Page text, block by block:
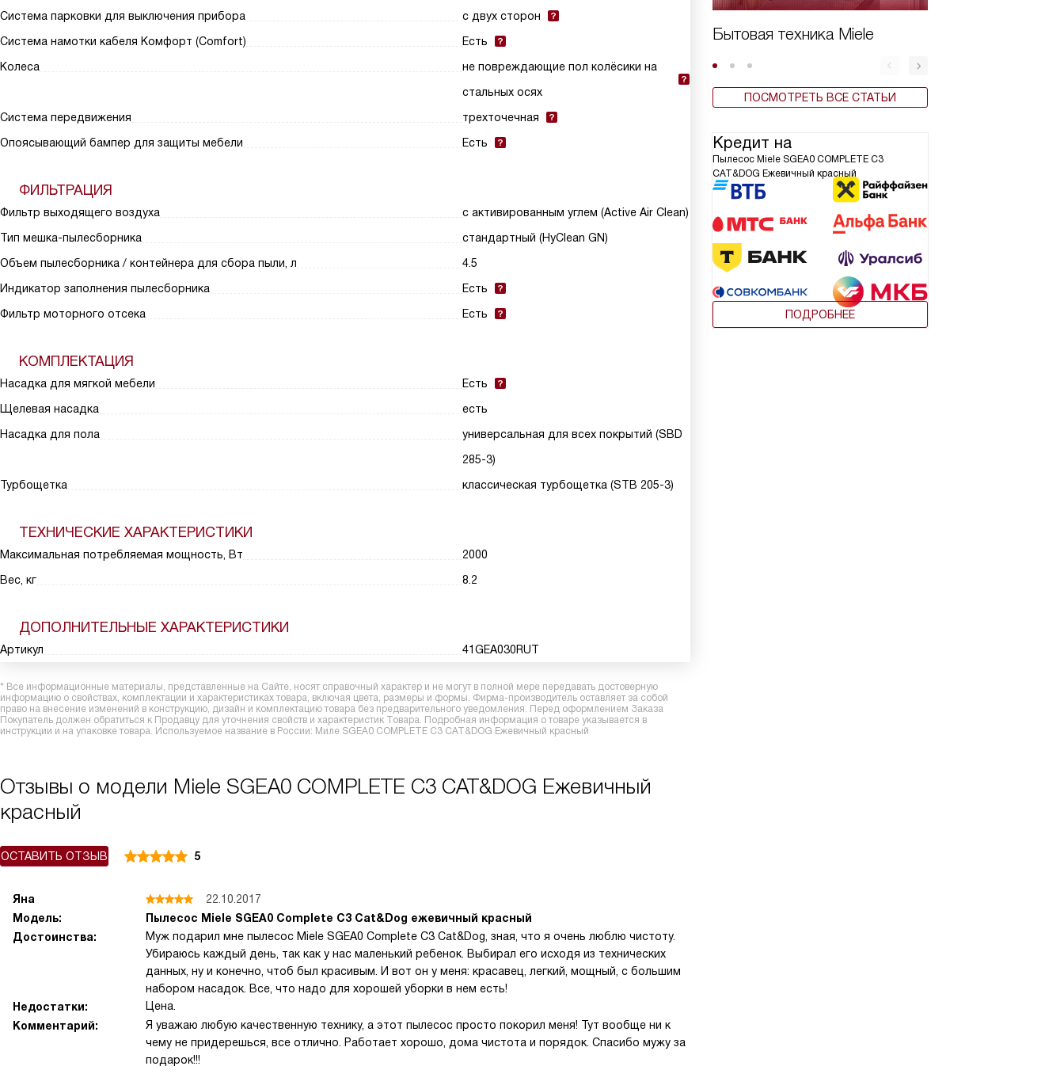
Бытовая техника Miele
ПОСМОТРЕТЬ ВСЕ СТАТЬИ
Кредит на
Пылесос Miele SGEA0 COMPLETE C3
CAT&DOG Ежевичный красный
ПОДРОБНЕЕ
Система парковки для выключения прибора
с двух сторон
Система намотки кабеля Комфорт (Comfort)
Есть
Колеса
не повреждающие пол колёсики на
стальных осях
Система передвижения
трехточечная
Опоясывающий бампер для защиты мебели
Есть
ФИЛЬТРАЦИЯ
Фильтр выходящего воздуха
с активированным углем (Active Air Clean)
Тип мешка-пылесборника
стандартный (HyClean GN)
Объем пылесборника / контейнера для сбора пыли, л
4.5
Индикатор заполнения пылесборника
Есть
Фильтр моторного отсека
Есть
КОМПЛЕКТАЦИЯ
Насадка для мягкой мебели
Есть
Щелевая насадка
есть
Насадка для пола
универсальная для всех покрытий (SBD
285-3)
Турбощетка
классическая турбощетка (STB 205-3)
ТЕХНИЧЕСКИЕ ХАРАКТЕРИСТИКИ
Максимальная потребляемая мощность, Вт
2000
Вес, кг
8.2
ДОПОЛНИТЕЛЬНЫЕ ХАРАКТЕРИСТИКИ
Артикул 41GEA030RUT
* Все информационные материалы, представленные на Сайте, носят справочный характер и не могут в полной мере передавать достоверную
информацию о свойствах, комплектации и характеристиках товара, включая цвета, размеры и формы. Фирма-производитель оставляет за собой
право на внесение изменений в конструкцию, дизайн и комплектацию товара без предварительного уведомления. Перед оформлением Заказа
Покупатель должен обратиться к Продавцу для уточнения свойств и характеристик Товара. Подробная информация о товаре указывается в
инструкции и на упаковке товара. Используемое название в России: Миле SGEA0 COMPLETE C3 CAT&DOG Ежевичный красный
Отзывы о модели Miele SGEA0 COMPLETE C3 CAT&DOG Ежевичный
красный
5
ОСТАВИТЬ ОТЗЫВ
Яна
22.10.2017
Модель:
Пылесос Miele SGEA0 Complete C3 Cat&Dog ежевичный красный
Достоинства:
Муж подарил мне пылесос Miele SGEA0 Complete C3 Cat&Dog, зная, что я очень люблю чистоту.
Убираюсь каждый день, так как у нас маленький ребенок. Выбирал его исходя из технических
данных, ну и конечно, чтоб был красивым. И вот он у меня: красавец, легкий, мощный, с большим
набором насадок. Все, что надо для хорошей уборки в нем есть!
Недостатки:
Цена.
Комментарий:
Я уважаю любую качественную технику, а этот пылесос просто покорил меня! Тут вообще ни к
чему не придерешься, все отлично. Работает хорошо, дома чистота и порядок. Спасибо мужу за
подарок!!!